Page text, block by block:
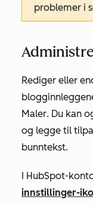
problemer i
Rediger eller
Maler. Du kan
og legge til
bunntekst.
I HubSpot-
innstillinger-